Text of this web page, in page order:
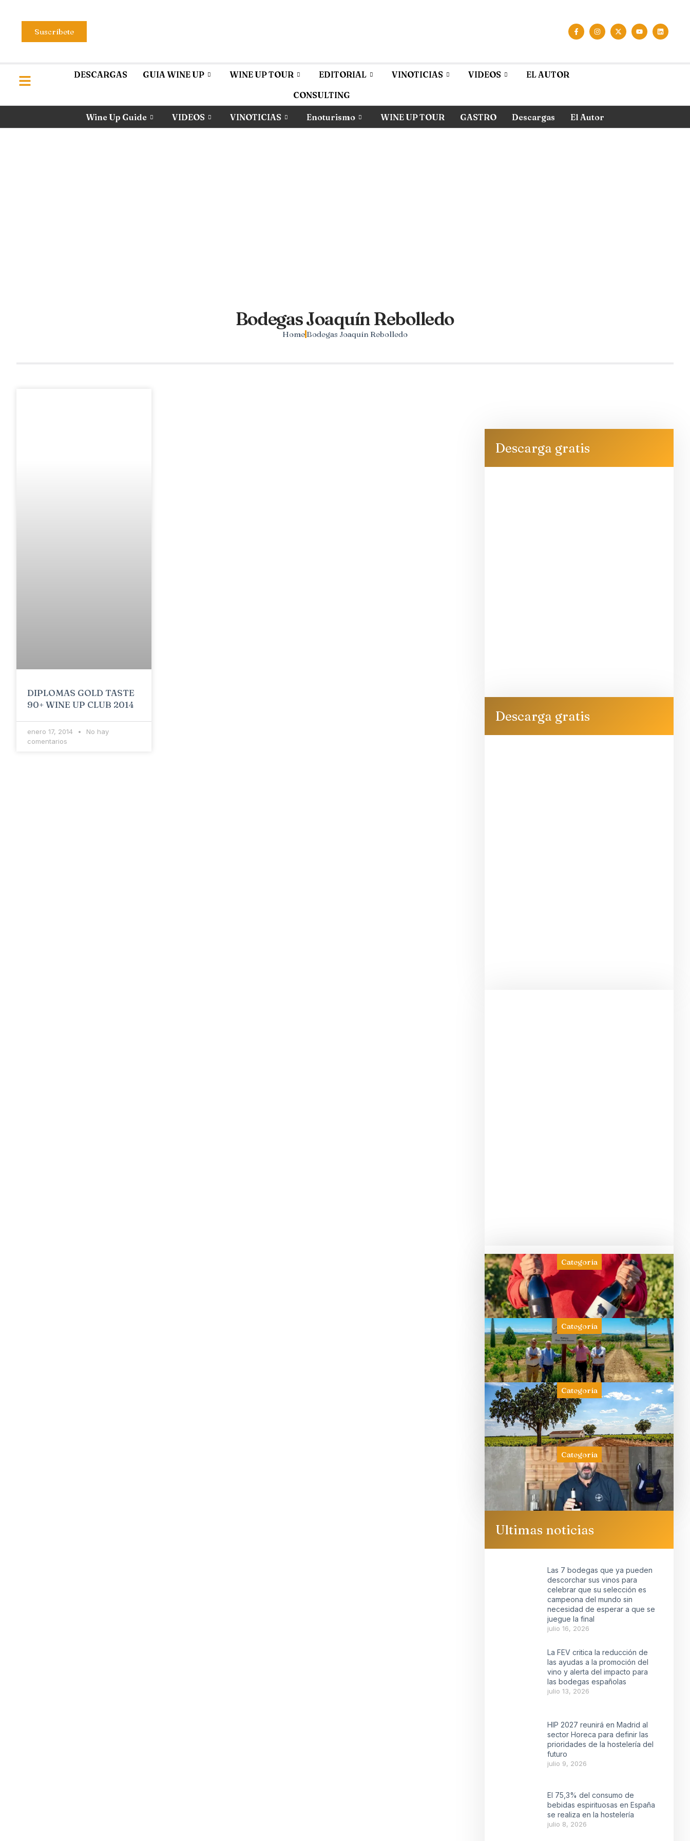
Suscríbete
DESCARGAS GUIA WINE UP WINE UP TOUR EDITORIAL VINOTICIAS VIDEOS
EL AUTOR
CONSULTING
Wine Up Guide VIDEOS VINOTICIAS Enoturismo WINE UP TOUR GASTRO Descargas El Autor
Bodegas Joaquín Rebolledo
Home Bodegas Joaquín Rebolledo
DIPLOMAS GOLD TASTE
90+ WINE UP CLUB 2014
enero 17, 2014
No hay
comentarios
Descarga gratis
Descarga gratis
Categoría
Categoría
Categoría
Categoría
Ultimas noticias
Las 7 bodegas que ya pueden
descorchar sus vinos para
celebrar que su selección es
campeona del mundo sin
necesidad de esperar a que se
juegue la final
julio 16, 2026
La FEV critica la reducción de
las ayudas a la promoción del
vino y alerta del impacto para
las bodegas españolas
julio 13, 2026
HIP 2027 reunirá en Madrid al
sector Horeca para definir las
prioridades de la hostelería del
futuro
julio 9, 2026
El 75,3% del consumo de
bebidas espirituosas en España
se realiza en la hostelería
julio 8, 2026